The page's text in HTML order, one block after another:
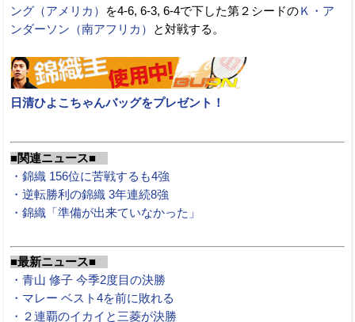
ング（アメリカ）
を4-6, 6-3, 6-4で下した第２シードのＫ・ア
ンダーソン（南アフリカ）
と対戦する。
日清ひよこちゃんバッグをプレゼント！
■関連ニュース■
・錦織 156位に苦戦するも4強
・逆転勝利の錦織 3年連続8強
・錦織「準備が出来ていなかった」
■最新ニュース■
・青山 修子 今季2度目の決勝
・マレー ベスト4を前に敗れる
・２連覇のイカイと三菱が決勝